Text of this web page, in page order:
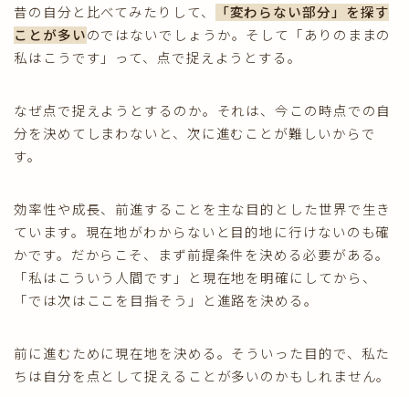
昔の自分と比べてみたりして、
「変わらない部分」を探す
ことが多いのではないでしょうか。そして「ありのままの
私はこうです」って、点で捉えようとする。
なぜ点で捉えようとするのか。それは、今この時点での自
分を決めてしまわないと、次に進むことが難しいからで
す。
効率性や成長、前進することを主な目的とした世界で生き
ています。現在地がわからないと目的地に行けないのも確
かです。だからこそ、まず前提条件を決める必要がある。
「私はこういう人間です」と現在地を明確にしてから、
「では次はここを目指そう」と進路を決める。
前に進むために現在地を決める。そういった目的で、私た
ちは自分を点として捉えることが多いのかもしれません。